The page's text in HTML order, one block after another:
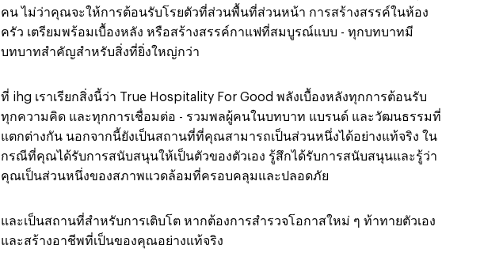
คน ไม่ว่าคุณจะให้การต้อนรับโรยตัวที่ส่วนพื้นที่ส่วนหน้า การสร้างสรรค์ในห้อง
ครัว เตรียมพร้อมเบื้องหลัง หรือสร้างสรรค์กาแฟที่สมบูรณ์แบบ - ทุกบทบาทมี
บทบาทสำคัญสำหรับสิ่งที่ยิ่งใหญ่กว่า
ที่ ihg เราเรียกสิ่งนี้ว่า True Hospitality For Good พลังเบื้องหลังทุกการต้อนรับ
ทุกความคิด และทุกการเชื่อมต่อ - รวมพลผู้คนในบทบาท แบรนด์ และวัฒนธรรมที่
แตกต่างกัน นอกจากนี้ยังเป็นสถานที่ที่คุณสามารถเป็นส่วนหนึ่งได้อย่างแท้จริง ใน
กรณีที่คุณได้รับการสนับสนุนให้เป็นตัวของตัวเอง รู้สึกได้รับการสนับสนุนและรู้ว่า
คุณเป็นส่วนหนึ่งของสภาพแวดล้อมที่ครอบคลุมและปลอดภัย
และเป็นสถานที่สำหรับการเติบโต หากต้องการสำรวจโอกาสใหม่ ๆ ท้าทายตัวเอง
และสร้างอาชีพที่เป็นของคุณอย่างแท้จริง